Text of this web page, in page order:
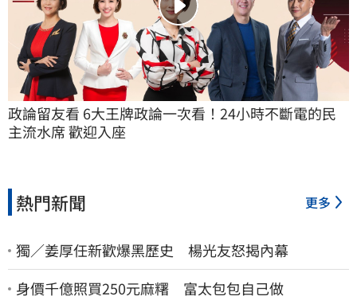
政論留友看 6大王牌政論一次看！24小時不斷電的民
主流水席 歡迎入座
熱門新聞 更多
獨／姜厚任新歡爆黑歷史 楊光友怒揭內幕
身價千億照買250元麻糬 富太包包自己做